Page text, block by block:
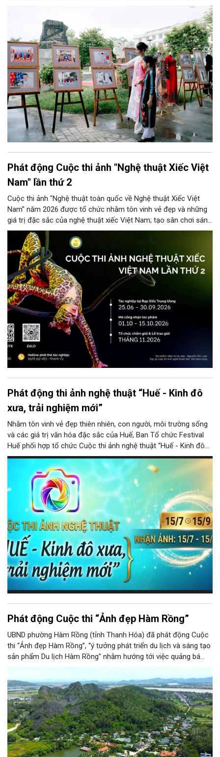
thời góp phần quảng bá hình ảnh Huế - Kinh đô Áo dài Việt
Phát động Cuộc thi ảnh "Nghệ thuật Xiếc Việt
Nam" lần thứ 2
Cuộc thi ảnh "Nghệ thuật toàn quốc về Nghệ thuật Xiếc Việt
Nam" năm 2026 được tổ chức nhằm tôn vinh vẻ đẹp và những
giá trị đặc sắc của nghệ thuật xiếc Việt Nam; tạo sân chơi sáng
tạo cho các nhiếp ảnh gia chuyên và không chuyên, đồng thời
góp phần quảng bá hình ảnh nghệ thuật xiếc đến đông đảo
công chúng trong nước và quốc tế.
Phát động thi ảnh nghệ thuật “Huế - Kinh đô
xưa, trải nghiệm mới”
Nhằm tôn vinh vẻ đẹp thiên nhiên, con người, môi trường sống
và các giá trị văn hóa đặc sắc của Huế, Ban Tổ chức Festival
Huế phối hợp tổ chức Cuộc thi ảnh nghệ thuật “Huế - Kinh đô
xưa, trải nghiệm mới”.
Phát động Cuộc thi “Ảnh đẹp Hàm Rồng”
UBND phường Hàm Rồng (tỉnh Thanh Hóa) đã phát động Cuộc
thi “Ảnh đẹp Hàm Rồng”, “ý tưởng phát triển du lịch và sáng tạo
sản phẩm Du lịch Hàm Rồng" nhằm hướng tới việc quảng bá
hình ảnh, cảnh quan, văn hóa, đồng thời tìm kiếm những giải
pháp và sản phẩm mới góp phần phát triển du lịch bền vững...